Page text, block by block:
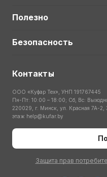
Полезно
Безопасность
Контакты
ООО «Куфар Тех», УНП 191767445
Пн-Пт: 10:00 – 18:00; Сб, Вс:
220029, г. Минск, ул. Красная 7А-2,
этаж help@kufar.by
Защита прав